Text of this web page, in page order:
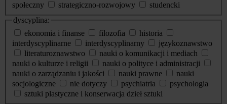
społeczny
strategiczno-rozwojowy
studencki
dyscyplina:
ekonomia i finanse
filozofia
historia
interdyscyplinarne
interdyscyplinarny
językoznawstwo
literaturoznawstwo
nauki o komunikacji i mediach
nauki o kulturze i religii
nauki o polityce i administracji
nauki o zarządzaniu i jakości
nauki prawne
nauki
socjologiczne
nie dotyczy psychiatria
psychologia
sztuki plastyczne i konserwacja dzieł sztuki